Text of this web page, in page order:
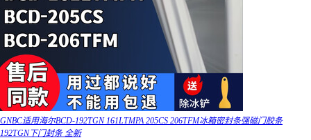
GNBC适用海尔BCD-192TGN 161LTMPA 205CS 206TFM冰箱密封条强磁门胶条
192TGN下门封条 全新